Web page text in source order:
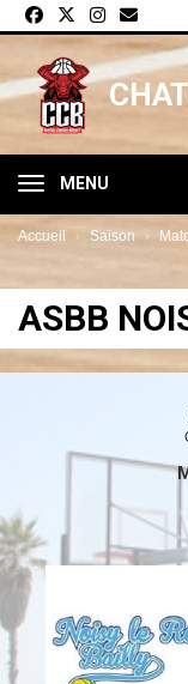
MENU
Accueil Saison
ASBB
Panneau de gestion des